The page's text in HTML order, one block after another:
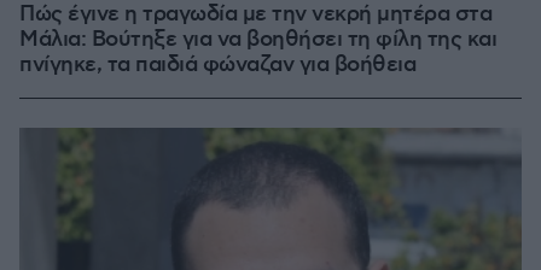
Πώς έγινε η τραγωδία με την νεκρή μητέρα στα
Μάλια: Βούτηξε για να βοηθήσει τη φίλη της και
πνίγηκε, τα παιδιά φώναζαν για βοήθεια